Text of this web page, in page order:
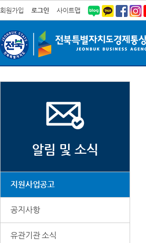
회원가입 로그인 사이트맵
알림 및 소식
지원사업공고
공지사항
유관기관 소식